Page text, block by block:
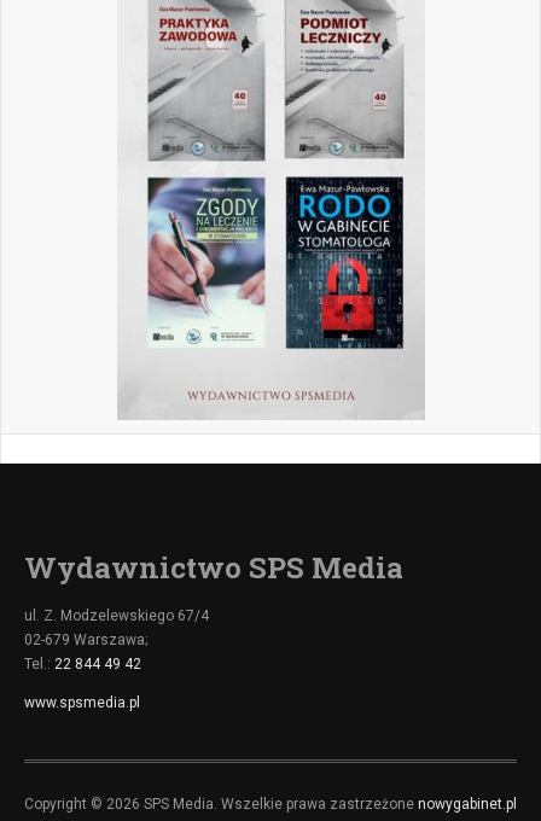
Wydawnictwo SPS Media
ul. Z. Modzelewskiego 67/4
02-679 Warszawa;
Tel.: 22 844 49 42
www.spsmedia.pl
Copyright © 2026 SPS Media. Wszelkie prawa zastrzeżone nowygabinet.pl